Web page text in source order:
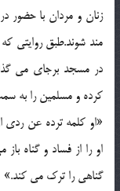
زنان و مردان با حضور
مند شوند.طبق روایتی
در مسجد برجای می
کرده و مسلمین را به
«او کلمه ترده عن ردی
او را از فساد و گناه
گناهی را ترک می کند.»